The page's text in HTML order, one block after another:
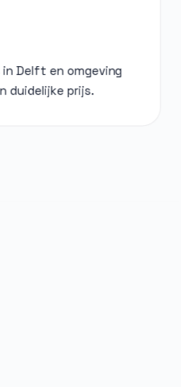
Delft en omgeving
duidelijke prijs.